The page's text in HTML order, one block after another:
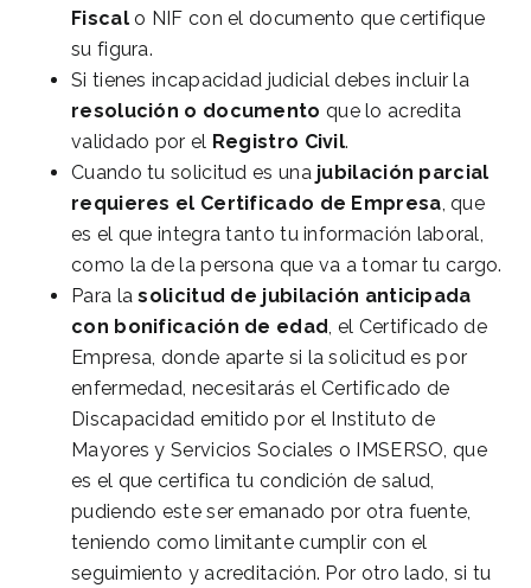
Fiscalo NIF con el documento que certifique
su figura.
Si tienes incapacidad judicial debes incluir la
resolución o documento que lo acredita
validado por el Registro Civil.
Cuando tu solicitud es una jubilación parcial
requieres el Certificado de Empresa, que
es el que integra tanto tu información laboral,
como la de la persona que va a tomar tu cargo.
Para lasolicitud de jubilación anticipada
con bonificación de edad, el Certificado de
Empresa, donde aparte si la solicitud es por
enfermedad, necesitarás el Certificado de
Discapacidad emitido por el Instituto de
Mayores y Servicios Sociales o IMSERSO, que
es el que certifica tu condición de salud,
pudiendo este ser emanado por otra fuente,
teniendo como limitante cumplir con el
seguimiento y acreditación. Por otro lado, si tu